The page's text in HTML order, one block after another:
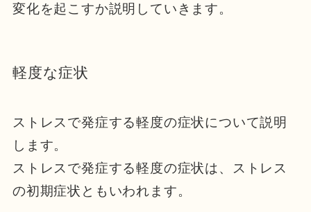
変化を起こすか説明していきます。
軽度な症状
ストレスで発症する軽度の症状について説明
します。
ストレスで発症する軽度の症状は、ストレス
の初期症状ともいわれます。